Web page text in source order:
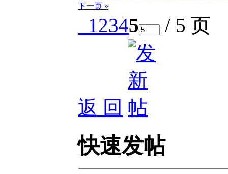
下一页 »
1 2345 / 5 页
返 回
快速发帖